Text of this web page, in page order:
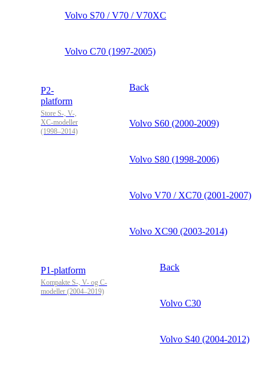
Volvo S70 / V70 / V70XC
Volvo C70 (1997-2005)
P2-
platform
Store S-, V-,
XC-modeller
(1998–2014)
Back
Volvo S60 (2000-2009)
Volvo S80 (1998-2006)
Volvo V70 / XC70 (2001-2007)
Volvo XC90 (2003-2014)
P1-platform
Kompakte S-, V- og C-
modeller (2004–2019)
Back
Volvo C30
Volvo S40 (2004-2012)